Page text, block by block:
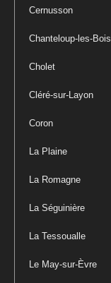
Cernusson
Chanteloup-les-Bois
Cholet
Cléré-sur-Layon
Coron
La Plaine
La Romagne
La Séguinière
La Tessoualle
Le May-sur-Èvre